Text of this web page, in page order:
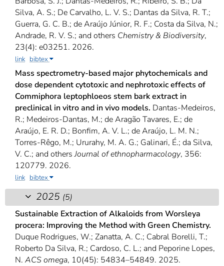
Silva, A. S.; De Carvalho, L. V. S.; Dantas da Silva, R. T.;
Guerra, G. C. B.; de Araújo Júnior, R. F.; Costa da Silva, N.;
Andrade, R. V. S.; and others Chemistry & Biodiversity,
23(4): e03251. 2026.
link bibtex
Mass spectrometry-based major phytochemicals and
dose dependent cytotoxic and nephrotoxic effects of
Commiphora leptophloeos stem bark extract in
preclinical in vitro and in vivo models. Dantas-Medeiros,
R.; Medeiros-Dantas, M.; de Aragão Tavares, E.; de
Araújo, E. R. D.; Bonfim, A. V. L.; de Araújo, L. M. N.;
Torres-Rêgo, M.; Ururahy, M. A. G.; Galinari, É.; da Silva,
V. C.; and othersJournal of ethnopharmacology, 356:
120779. 2026.
link bibtex
2025 (5)
Sustainable Extraction of Alkaloids from Worsleya
procera: Improving the Method with Green Chemistry.
Duque Rodrigues, W.; Zanatta, A. C.; Cabral Borelli, T.;
Roberto Da Silva, R.; Cardoso, C. L.; and Peporine Lopes,
N. ACS omega, 10(45): 54834–54849. 2025.